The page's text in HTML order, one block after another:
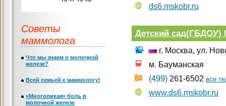
ds6.mskobr.ru
Детский сад(ГБДОУ)
г. Москва, ул.
м. Бауманская
(499) 261-6502 все
www.ds6.mskobr.ru
Советы
маммолога
Что мы знаем о молочной
железе?
Всей семьей к маммологу!
«Многоликая» боль в
молочной железе